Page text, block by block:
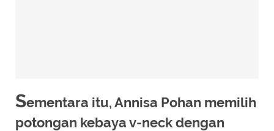
Sementara itu, Annisa Pohan memilih
potongan kebaya v-neck dengan